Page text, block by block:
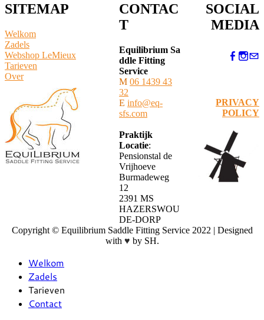
SITEMAP
Welkom
Zadels
Webshop LeMieux
​Tarieven
Over
CONTAC
T
Equilibrium Sa
ddle Fitting
Service
M 06 1439 43
32
E info@eq-
sfs.com
Praktijk
Locatie:
Pensionstal de
Vrijhoeve
Burmadeweg
12
​2391 MS
HAZERSWOU
DE-DORP
SOCIAL
MEDIA
PRIVACY
POLICY
Copyright © Equilibrium Saddle Fitting Service 2022 | Designed
with ♥ by SH.
Welkom
Zadels
Tarieven
Contact